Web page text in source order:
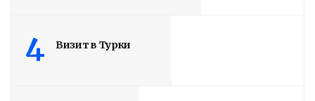
4 Визит в Турки